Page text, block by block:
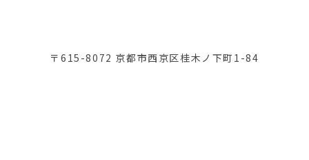
〒615-8072 京都市西京区桂木ノ下町1-84